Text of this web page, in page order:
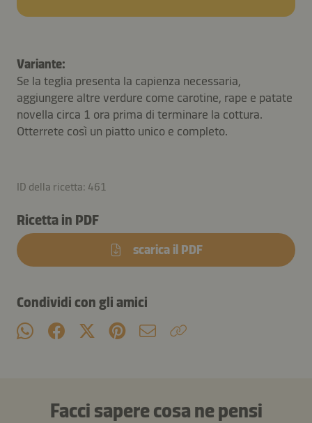
Variante:
Se la teglia presenta la capienza necessaria,
aggiungere altre verdure come carotine, rape e patate
novella circa 1 ora prima di terminare la cottura.
Otterrete così un piatto unico e completo.
ID della ricetta: 461
Ricetta in PDF
scarica il PDF
Condividi con gli amici
Facci sapere cosa ne pensi